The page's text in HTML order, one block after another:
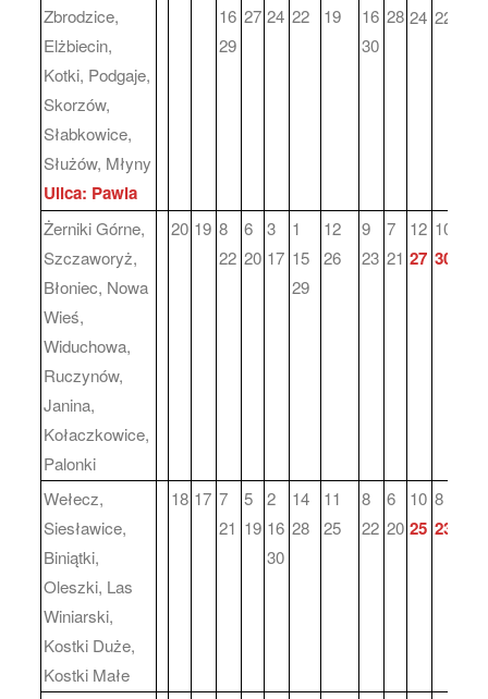
Zbrodzice,
Elżbiecin,
Kotki, Podgaje,
Skorzów,
Słabkowice,
Służów, Młyny
Ulica: Pawia
16
29
27 24 22
19
16
30
28 24 22
Żerniki Górne,
Szczaworyż,
Błoniec, Nowa
Wieś,
Widuchowa,
Ruczynów,
Janina,
Kołaczkowice,
Palonki
20 19 8
22
6
20
3
17
1
15
29
12
26
9
23
7
21
12
27
10
30
Wełecz,
Siesławice,
Biniątki,
Oleszki, Las
Winiarski,
Kostki Duże,
Kostki Małe
18 17 7
21
5
19
2
16
30
14
28
11
25
8
22
6
20
10
25
8
23